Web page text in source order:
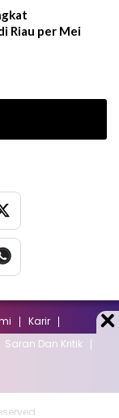
Riau per Mei
Karir
Saran Dan Kritik